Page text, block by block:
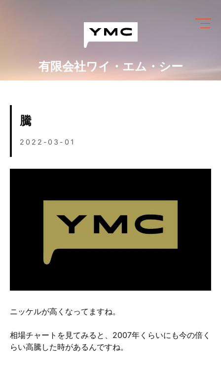
有限会社ワイ・エム・シー
ワイ・エム・シーにできること
営業カレンダー
ブログ
お問い合わせ
騰
2022-03-01
ニッケルが高くなってますね。
相場チャートを見てみると、2007年くらいにも今の倍く
らい高騰した時があるんですね。